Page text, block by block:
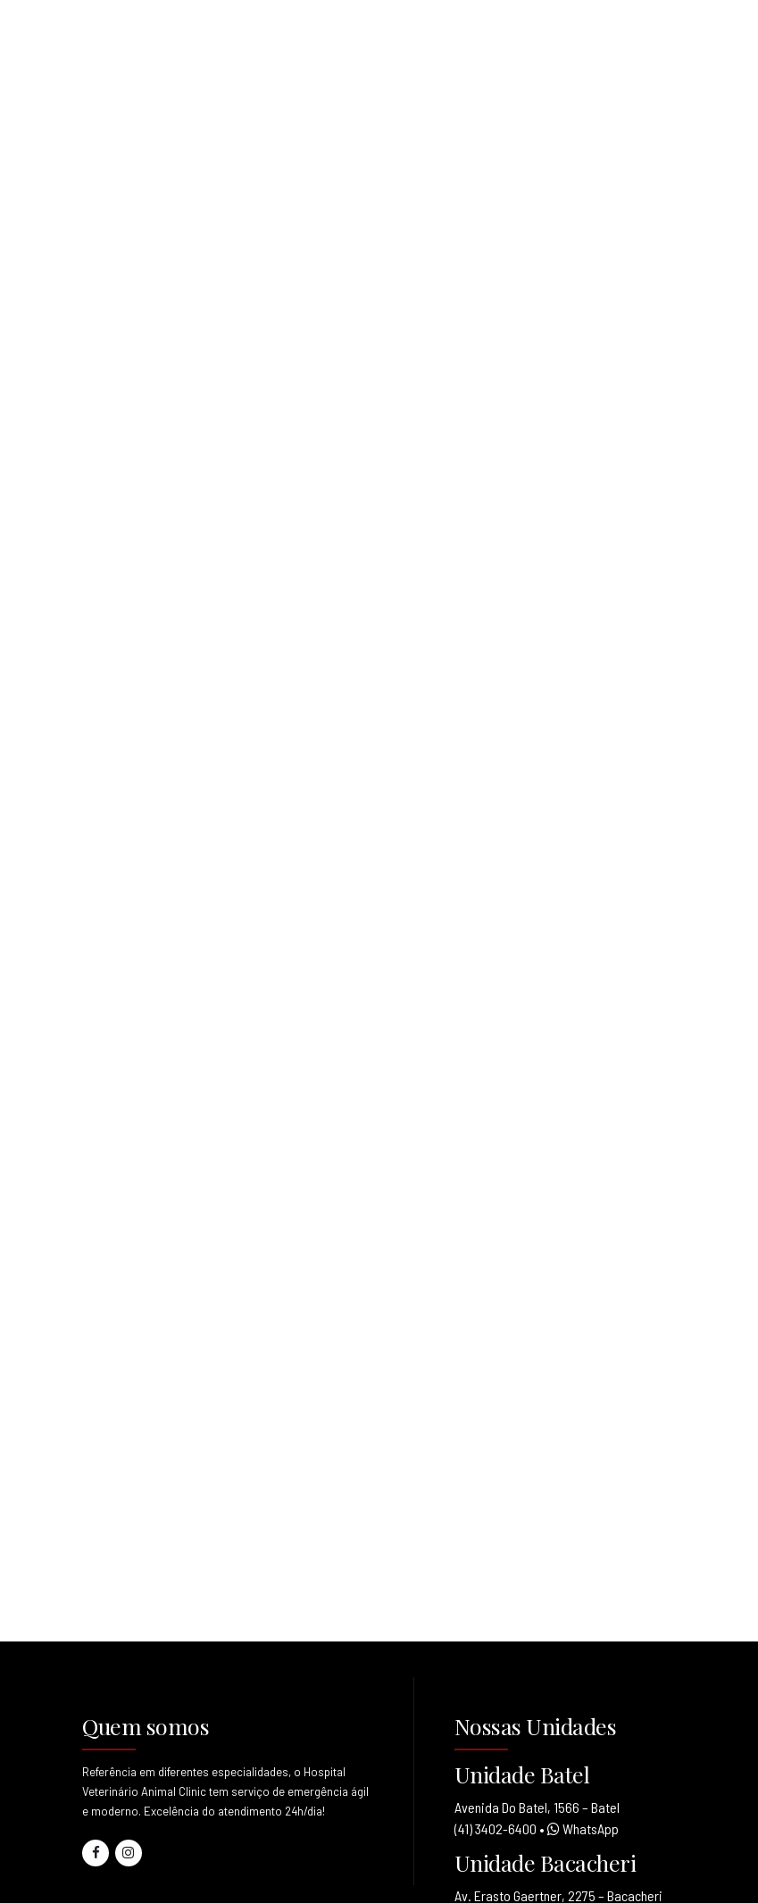
Quem somos
Referência em diferentes especialidades, o Hospital
Veterinário Animal Clinic tem serviço de emergência ágil
e moderno. Excelência do atendimento 24h/dia!
Nossas Unidades
Unidade Batel
Avenida Do Batel, 1566 – Batel
(41) 3402-6400 • WhatsApp
Unidade Bacacheri
Av. Erasto Gaertner, 2275 – Bacacheri